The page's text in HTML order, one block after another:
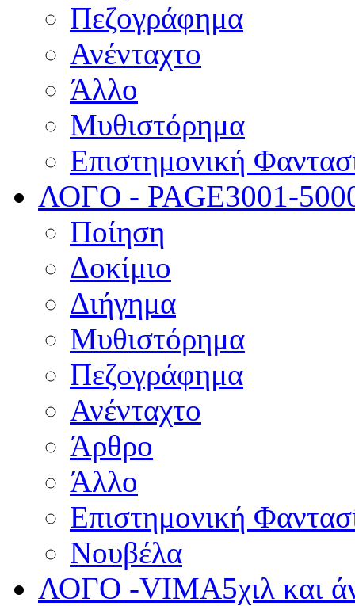
Πεζογράφημα
Ανένταχτο
Άλλο
Μυθιστόρημα
Επιστημονική
ΛΟΓΟ - PAGE3001-
Ποίηση
Δοκίμιο
Διήγημα
Μυθιστόρημα
Πεζογράφημα
Ανένταχτο
Άρθρο
Άλλο
Επιστημονική
Νουβέλα
ΛΟΓΟ -VIMA5χιλ και